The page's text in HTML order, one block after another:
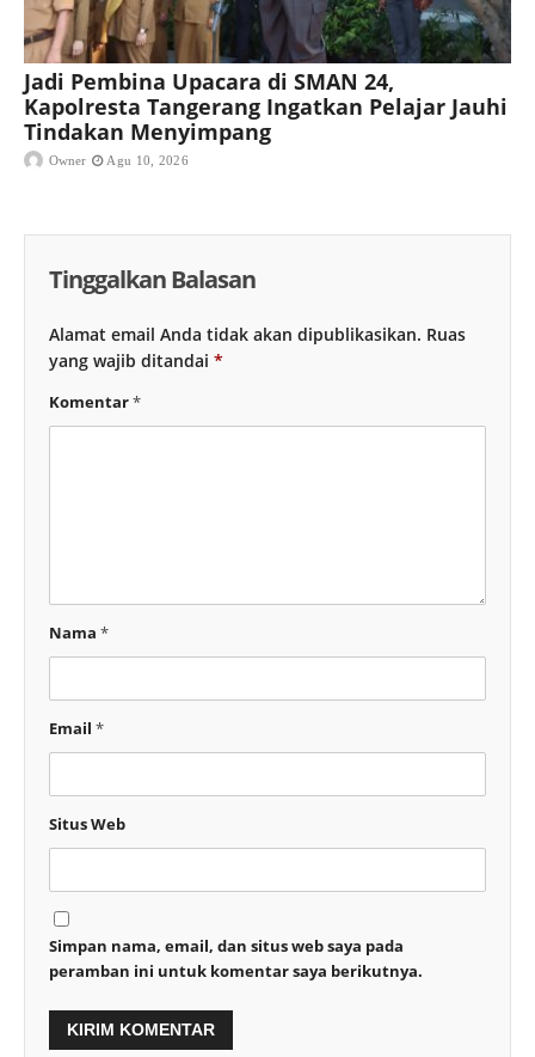
Jadi Pembina Upacara di SMAN 24,
Kapolresta Tangerang Ingatkan Pelajar Jauhi
Tindakan Menyimpang
Owner Agu 10, 2026
Tinggalkan Balasan
Alamat email Anda tidak akan dipublikasikan. Ruas
yang wajib ditandai *
Komentar*
Nama *
Email *
Situs Web
Simpan nama, email, dan situs web saya pada
peramban ini untuk komentar saya berikutnya.